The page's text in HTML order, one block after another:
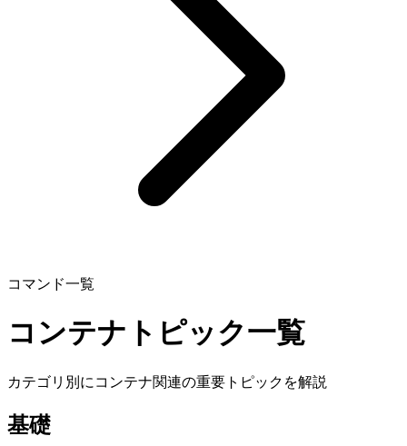
コマンド一覧
コンテナトピック一覧
カテゴリ別にコンテナ関連の重要トピックを解説
基礎